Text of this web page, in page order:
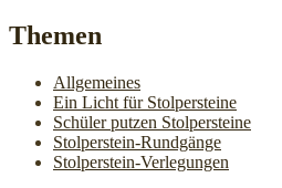
Themen
Allgemeines
Ein Licht für Stolpersteine
Schüler putzen Stolpersteine
Stolperstein-Rundgänge
Stolperstein-Verlegungen